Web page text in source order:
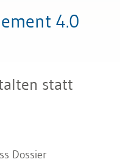
4.0
statt
Dossier